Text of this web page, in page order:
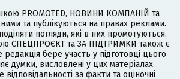
PROMOTED, НОВИНИ КОМПАНІЙ та
та публікуються на правах реклами.
погляди, які в них промотуються.
СПЕЦПРОЄКТ та ЗА ПІДТРИМКИ також є
бере участь у підготовці цього
думки, висловлені у цих матеріалах.
відповідальності за факти та оціночні